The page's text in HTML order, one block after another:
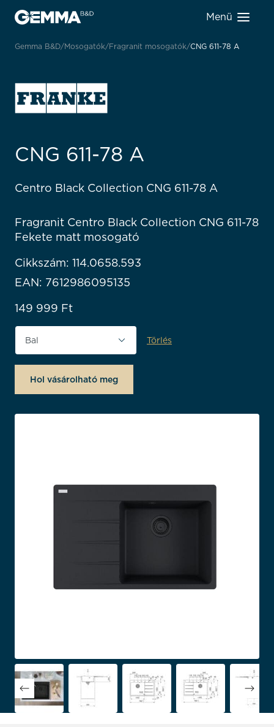
Menü
Gemma B&D Mosogatók Fragranit mosogatók CNG 611-78 A
CNG 611-78 A
Centro Black Collection CNG 611-78 A
Fragranit Centro Black Collection CNG 611-78
Fekete matt mosogató
Cikkszám: 114.0658.593
EAN: 7612986095135
149 999 Ft
Tájolás Törlés
Hol vásárolható meg